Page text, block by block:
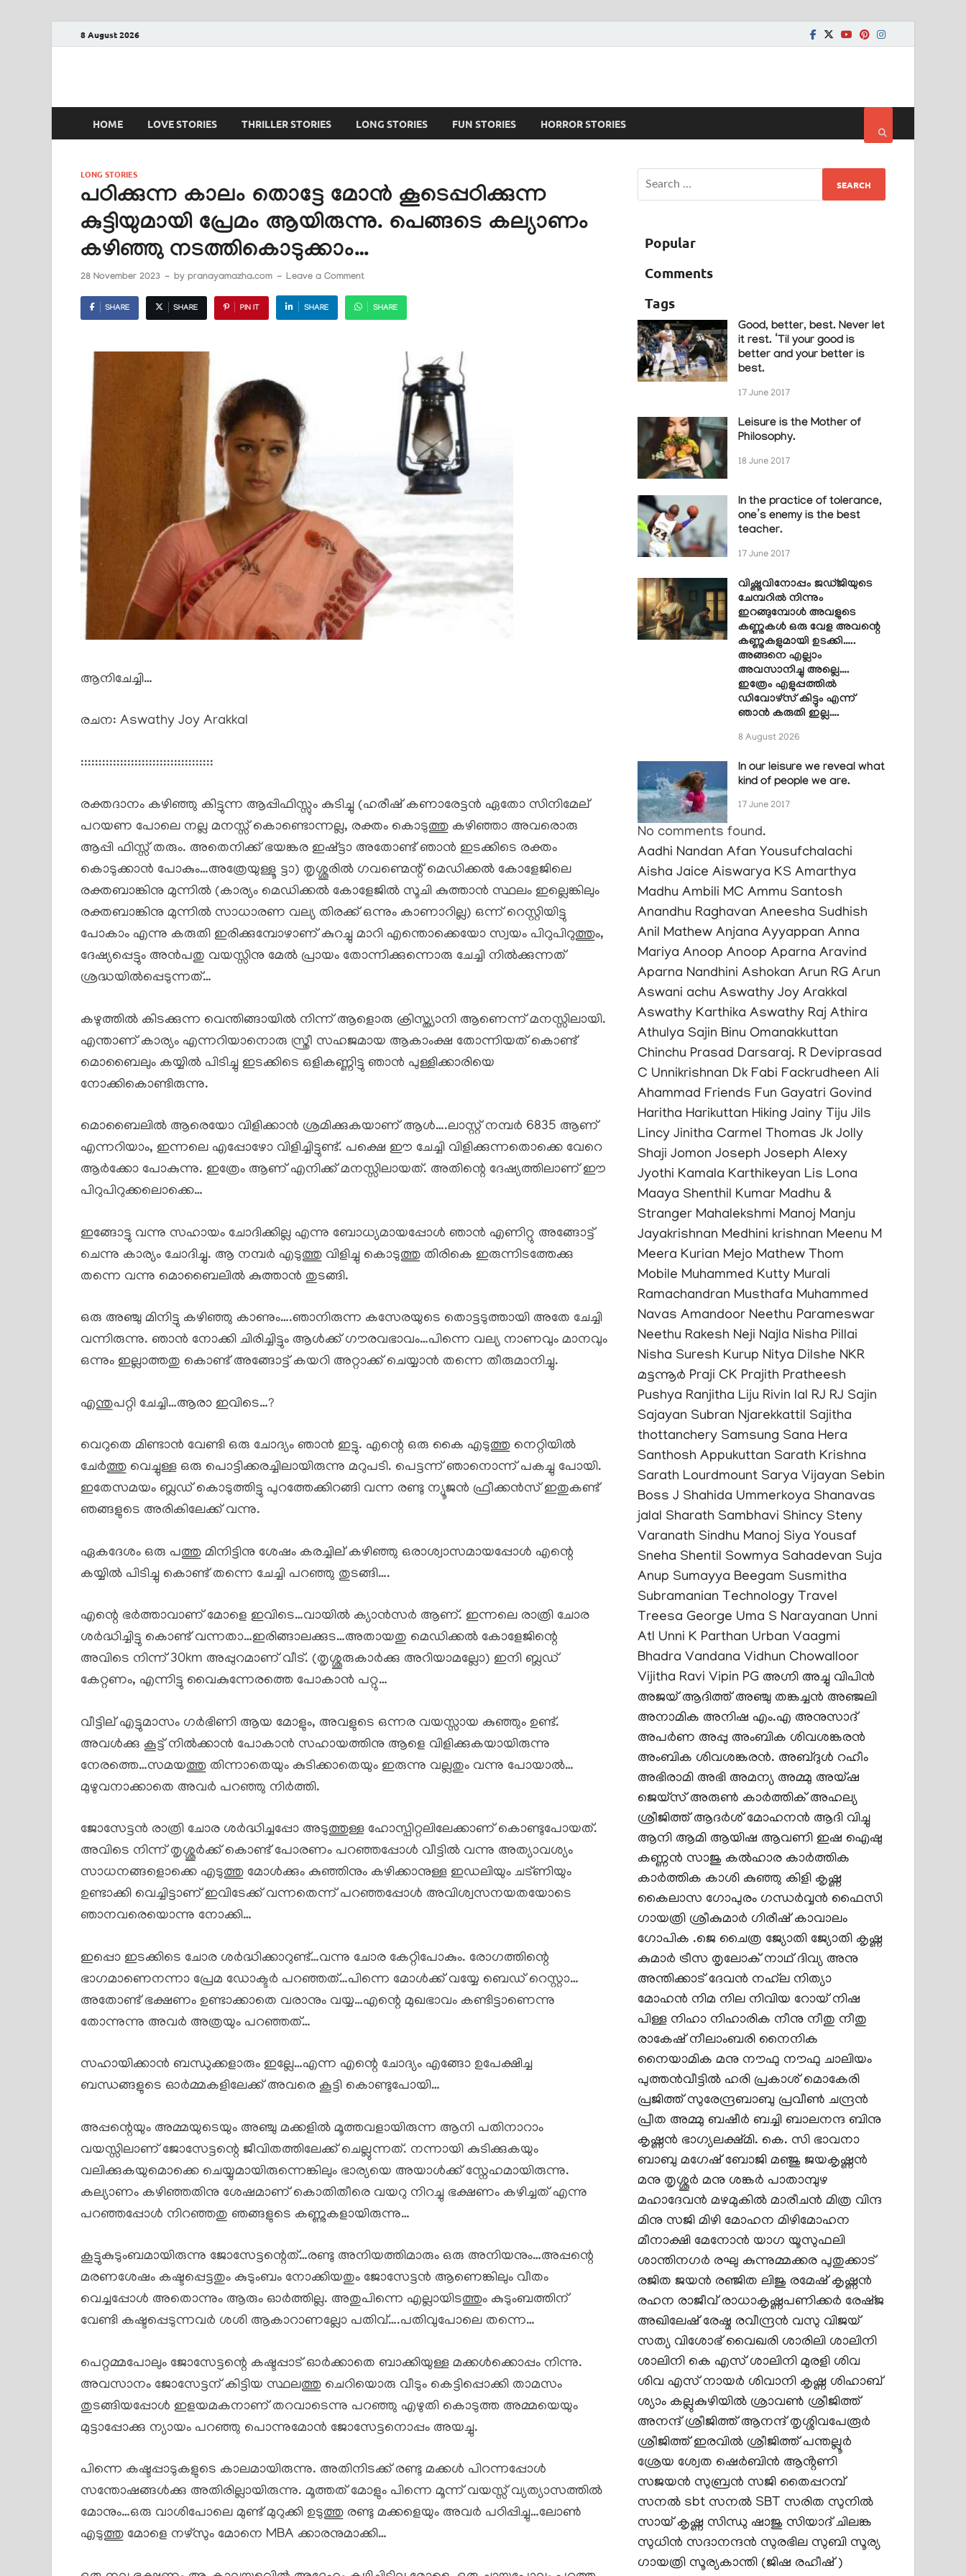
8 August 2026
HOME LOVE STORIES THRILLER STORIES LONG STORIES FUN STORIES HORROR STORIES
LONG STORIES
പഠിക്കുന്ന കാലം തൊട്ടേ മോൻ കൂടെപ്പഠിക്കുന്ന
കുട്ടിയുമായി പ്രേമം ആയിരുന്നു. പെങ്ങടെ കല്യാണം
കഴിഞ്ഞു നടത്തികൊടുക്കാം…
28 November 2023 - by pranayamazha.com - Leave a Comment
SHARE SHARE PIN IT SHARE SHARE
ആനിചേച്ചി…
രചന: Aswathy Joy Arakkal
:::::::::::::::::::::::::::::::::::::
രക്തദാനം കഴിഞ്ഞു കിട്ടുന്ന ആപ്പിഫിസ്സും കുടിച്ചു (ഹരീഷ് കണാരേട്ടൻ ഏതോ സിനിമേല്
പറയണ പോലെ നല്ല മനസ്സ് കൊണ്ടൊന്നല്ല, രക്തം കൊടുത്തു കഴിഞ്ഞാ അവരൊരു
ആപ്പി ഫിസ്സ് തരും. അതെനിക്ക് ഭയങ്കര ഇഷ്ട്ടാ അതോണ്ട് ഞാൻ ഇടക്കിടെ രക്തം
കൊടുക്കാൻ പോകും…അത്രേയുള്ളൂ ട്ടാ) തൃശ്ശൂരിൽ ഗവണ്മെന്റ് മെഡിക്കൽ കോളേജിലെ
രക്തബാങ്കിനു മുന്നിൽ (കാര്യം മെഡിക്കൽ കോളേജിൽ സൂചി കുത്താൻ സ്ഥലം ഇല്ലെങ്കിലും
രക്തബാങ്കിനു മുന്നിൽ സാധാരണ വല്യ തിരക്ക് ഒന്നും കാണാറില്ല) ഒന്ന് റെസ്റ്റിയിട്ടു
പോകാം എന്നു കരുതി ഇരിക്കുമ്പോഴാണ് കുറച്ചു മാറി എന്തൊക്കെയോ സ്വയം പിറുപിറുത്തും,
ദേഷ്യപ്പെട്ടും അൻപതു വയസ്സിനു മേൽ പ്രായം തോന്നിക്കുന്നൊരു ചേച്ചി നിൽക്കുന്നത്
ശ്രദ്ധയിൽപ്പെടുന്നത്…
കഴുത്തിൽ കിടക്കുന്ന വെന്തിങ്ങായിൽ നിന്ന് ആളൊരു ക്രിസ്ത്യാനി ആണെന്ന് മനസ്സിലായി.
എന്താണ് കാര്യം എന്നറിയാനൊരു സ്ത്രീ സഹജമായ ആകാംക്ഷ തോന്നിയത് കൊണ്ട്
മൊബൈലും കയ്യിൽ പിടിച്ചു ഇടക്കിടെ ഒളികണ്ണിട്ടു ഞാൻ പുള്ളിക്കാരിയെ
നോക്കികൊണ്ടിരുന്നു.
മൊബൈലിൽ ആരെയോ വിളിക്കാൻ ശ്രമിക്കുകയാണ് ആൾ….ലാസ്റ്റ് നമ്പർ 6835 ആണ്
എന്നറിയാം, ഇന്നലെ എപ്പോഴോ വിളിച്ചിട്ടുണ്ട്. പക്ഷെ ഈ ചേച്ചി വിളിക്കുന്നതൊക്കെ വേറെ
ആർക്കോ പോകുന്നു. ഇത്രേം ആണ് എനിക്ക് മനസ്സിലായത്. അതിന്റെ ദേഷ്യത്തിലാണ് ഈ
പിറുപിറുക്കലൊക്കെ…
ഇങ്ങോട്ടു വന്നു സഹായം ചോദിക്കില്ല എന്നു ബോധ്യമായപ്പോൾ ഞാൻ എണിറ്റു അങ്ങോട്ട്‌
ചെന്നു കാര്യം ചോദിച്ചു. ആ നമ്പർ എടുത്തു വിളിച്ചു കൊടുത്തു തിരികെ ഇരുന്നിടത്തേക്കു
തന്നെ വന്നു മൊബൈലിൽ കുത്താൻ തുടങ്ങി.
ഒരു അഞ്ചു മിനിട്ടു കഴിഞ്ഞു കാണും….ഞാനിരുന്ന കസേരയുടെ തൊട്ടടുത്തായി അതേ ചേച്ചി
വന്നിരുന്നു. ഞാൻ നോക്കി ചിരിച്ചിട്ടും ആൾക്ക് ഗൗരവഭാവം…പിന്നെ വല്യ നാണവും മാനവും
ഒന്നും ഇല്ലാത്തതു കൊണ്ട് അങ്ങോട്ട്‌ കയറി അറ്റാക്ക് ചെയ്യാൻ തന്നെ തീരുമാനിച്ചു.
എന്തുപറ്റി ചേച്ചി…ആരാ ഇവിടെ…?
വെറുതെ മിണ്ടാൻ വേണ്ടി ഒരു ചോദ്യം ഞാൻ ഇട്ടു. എന്റെ ഒരു കൈ എടുത്തു നെറ്റിയിൽ
ചേർത്തു വെച്ചുള്ള ഒരു പൊട്ടിക്കരച്ചിലായിരുന്നു മറുപടി. പെട്ടന്ന് ഞാനൊന്ന് പകച്ചു പോയി.
ഇതേസമയം ബ്ലഡ്‌ കൊടുത്തിട്ടു പുറത്തേക്കിറങ്ങി വന്ന രണ്ടു ന്യൂജൻ ഫ്രീക്കൻസ് ഇതുകണ്ട്
ഞങ്ങളുടെ അരികിലേക്ക് വന്നു.
ഏകദേശം ഒരു പത്തു മിനിട്ടിനു ശേഷം കരച്ചില് കഴിഞ്ഞു ഒരാശ്വാസമായപ്പോൾ എന്റെ
കയ്യിൽ പിടിച്ചു കൊണ്ട് തന്നെ ചേച്ചി പറഞ്ഞു തുടങ്ങി….
എന്റെ ഭർത്താവാണ് മോളെ ഇവിടെ…വായിൽ ക്യാൻസർ ആണ്. ഇന്നലെ രാത്രി ചോര
ശർദ്ധിച്ചിട്ടു കൊണ്ട് വന്നതാ…ഇരിങ്ങാലക്കുട…അതായതു മെഡിക്കൽ കോളേജിന്റെ
അവിടെ നിന്ന് 30km അപ്പുറമാണ് വീട്. (തൃശ്ശൂരുകാർക്കു അറിയാമല്ലോ) ഇനി ബ്ലഡ്‌
കേറ്റണം, എന്നിട്ടു വൈകുന്നേരത്തെ പോകാൻ പറ്റു…
വീട്ടില് എട്ടുമാസം ഗർഭിണി ആയ മോളും, അവളുടെ ഒന്നര വയസ്സായ കുഞ്ഞും ഉണ്ട്.
അവൾക്കു കൂട്ട് നിൽക്കാൻ പോകാൻ സഹായത്തിനു ആളെ വിളിക്കുകയായിരുന്നു
നേരത്തെ…സമയത്തു തിന്നാതെയും കുടിക്കാതെയും ഇരുന്നു വല്ലതും വന്നു പോയാൽ…
മുഴുവനാക്കാതെ അവർ പറഞ്ഞു നിർത്തി.
ജോസേട്ടൻ രാത്രി ചോര ശർദ്ധിച്ചപ്പോ അടുത്തുള്ള ഹോസ്പിറ്റലിലേക്കാണ് കൊണ്ടുപോയത്.
അവിടെ നിന്ന് തൃശ്ശൂർക്ക് കൊണ്ട് പോരണം പറഞ്ഞപ്പോൾ വീട്ടിൽ വന്നു അത്യാവശ്യം
സാധനങ്ങളൊക്കെ എടുത്തു മോൾക്കും കുഞ്ഞിനും കഴിക്കാനുള്ള ഇഡലിയും ചട്ണിയും
ഉണ്ടാക്കി വെച്ചിട്ടാണ് ഇവിടേക്ക് വന്നതെന്ന് പറഞ്ഞപ്പോൾ അവിശ്വസനയതയോടെ
ഞാനവരെയൊന്നു നോക്കി…
ഇപ്പൊ ഇടക്കിടെ ചോര ശർദ്ധിക്കാറുണ്ട്…വന്നു ചോര കേറ്റിപോകും. രോഗത്തിന്റെ
ഭാഗമാണെനന്നാ പ്രേമ ഡോക്ടർ പറഞ്ഞത്…പിന്നെ മോൾക്ക്‌ വയ്യേ ബെഡ് റെസ്റ്റാ…
അതോണ്ട് ഭക്ഷണം ഉണ്ടാക്കാതെ വരാനും വയ്യ…എന്റെ മുഖഭാവം കണ്ടിട്ടാണെന്നു
തോന്നുന്നു അവർ അത്രയും പറഞ്ഞത്…
സഹായിക്കാൻ ബന്ധുക്കളാരും ഇല്ലേ…എന്ന എന്റെ ചോദ്യം എങ്ങോ ഉപേക്ഷിച്ച
ബന്ധങ്ങളുടെ ഓർമ്മകളിലേക്ക് അവരെ കൂട്ടി കൊണ്ടുപോയി…
അപ്പന്റെയും അമ്മയുടെയും അഞ്ചു മക്കളിൽ മൂത്തവളായിരുന്ന ആനി പതിനാറാം
വയസ്സിലാണ് ജോസേട്ടന്റെ ജീവിതത്തിലേക്ക് ചെല്ലുന്നത്. നന്നായി കുടിക്കുകയും
വലിക്കുകയുമൊക്കെ ചെയ്യുമായിരുന്നെങ്കിലും ഭാര്യയെ അയാൾക്ക്‌ സ്നേഹമായിരുന്നു.
കല്യാണം കഴിഞ്ഞതിനു ശേഷമാണ് കൊതിതീരെ വയറു നിറച്ചു ഭക്ഷണം കഴിച്ചത് എന്നു
പറഞ്ഞപ്പോൾ നിറഞ്ഞതു ഞങ്ങളുടെ കണ്ണുകളായിരുന്നു…
കൂട്ടുകുടുംബമായിരുന്നു ജോസേട്ടന്റെത്…രണ്ടു അനിയത്തിമാരും ഒരു അനിയനും…അപ്പന്റെ
മരണശേഷം കഷ്ടപ്പെട്ടതും കുടുംബം നോക്കിയതും ജോസേട്ടൻ ആണെങ്കിലും വീതം
വെച്ചപ്പോൾ അതൊന്നും ആരും ഓർത്തില്ല. അതുപിന്നെ എല്ലായിടത്തും കുടുംബത്തിന്
വേണ്ടി കഷ്ടപ്പെടുന്നവർ ശശി ആകാറാണല്ലോ പതിവ്….പതിവുപോലെ തന്നെ…
പെറ്റമ്മപോലും ജോസേട്ടന്റെ കഷ്ടപ്പാട് ഓർക്കാതെ ബാക്കിയുള്ള മക്കൾക്കൊപ്പം നിന്നു.
അവസാനം ജോസേട്ടന് കിട്ടിയ സ്ഥലത്തു ചെറിയൊരു വീടും കെട്ടിപ്പൊക്കി താമസം
തുടങ്ങിയപ്പോൾ ഇളയമകനാണ് തറവാടെന്നു പറഞ്ഞു എഴുതി കൊടുത്ത അമ്മയെയും
മുട്ടാപ്പോക്കു ന്യായം പറഞ്ഞു പൊന്നുമോൻ ജോസേട്ടനൊപ്പം അയച്ചു.
പിന്നെ കഷ്ടപ്പാടുകളുടെ കാലമായിരുന്നു. അതിനിടക്ക് രണ്ടു മക്കൾ പിറന്നപ്പോൾ
സന്തോഷങ്ങൾക്കു അതിരില്ലായിരുന്നു. മൂത്തത് മോളും പിന്നെ മൂന്ന് വയസ്സ് വ്യത്യാസത്തിൽ
മോനും…ഒരു വാശിപോലെ മുണ്ട് മുറുക്കി ഉടുത്തു രണ്ടു മക്കളെയും അവർ പഠിപ്പിച്ചു…ലോൺ
എടുത്തു മോളെ നഴ്സും മോനെ MBA ക്കാരനുമാക്കി…
Popular
Comments
Tags
Good, better, best. Never let
it rest. ‘Til your good is
better and your better is
best.
17 June 2017
Leisure is the Mother of
Philosophy.
18 June 2017
In the practice of tolerance,
one’s enemy is the best
teacher.
17 June 2017
വിഷ്ണുവിനോപ്പം ജഡ്ജിയുടെ
ചേമ്പറിൽ നിന്നും
ഇറങ്ങുമ്പോൾ അവളുടെ
കണ്ണുകൾ ഒരു വേള അവന്റെ
കണ്ണുകളുമായി ഉടക്കി…..
അങ്ങനെ എല്ലാം
അവസാനിച്ചു അല്ലെ….
ഇത്രേം എളുപ്പത്തിൽ
ഡിവോഴ്സ് കിട്ടും എന്ന്
ഞാൻ കരുതി ഇല്ല….
8 August 2026
In our leisure we reveal what
kind of people we are.
17 June 2017
No comments found.
Aadhi Nandan Afan Yousufchalachi
Aisha Jaice Aiswarya KS Amarthya
Madhu Ambili MC Ammu Santosh
Anandhu Raghavan Aneesha Sudhish
Anil Mathew Anjana Ayyappan Anna
Mariya Anoop Anoop Aparna Aravind
Aparna Nandhini Ashokan Arun RG Arun
Aswani achu Aswathy Joy Arakkal
Aswathy Karthika Aswathy Raj Athira
Athulya Sajin Binu Omanakkuttan
Chinchu Prasad Darsaraj. R Deviprasad
C Unnikrishnan Dk Fabi Fackrudheen Ali
Ahammad Friends Fun Gayatri Govind
Haritha Harikuttan Hiking Jainy Tiju Jils
Lincy Jinitha Carmel Thomas Jk Jolly
Shaji Jomon Joseph Joseph Alexy
Jyothi Kamala Karthikeyan Lis Lona
Maaya Shenthil Kumar Madhu &
Stranger Mahalekshmi Manoj Manju
Jayakrishnan Medhini krishnan Meenu M
Meera Kurian Mejo Mathew Thom
Mobile Muhammed Kutty Murali
Ramachandran Musthafa Muhammed
Navas Amandoor Neethu Parameswar
Neethu Rakesh Neji Najla Nisha Pillai
Nisha Suresh Kurup Nitya Dilshe NKR
മട്ടന്നൂർ Praji CK Prajith Pratheesh
Pushya Ranjitha Liju Rivin lal RJ RJ Sajin
Sajayan Subran Njarekkattil Sajitha
thottanchery Samsung Sana Hera
Santhosh Appukuttan Sarath Krishna
Sarath Lourdmount Sarya Vijayan Sebin
Boss J Shahida Ummerkoya Shanavas
jalal Sharath Sambhavi Shincy Steny
Varanath Sindhu Manoj Siya Yousaf
Sneha Shentil Sowmya Sahadevan Suja
Anup Sumayya Beegam Susmitha
Subramanian Technology Travel
Treesa George Uma S Narayanan Unni
Atl Unni K Parthan Urban Vaagmi
Bhadra Vandana Vidhun Chowalloor
Vijitha Ravi Vipin PG അഗ്നി അച്ചു വിപിൻ
അജയ് ആദിത്ത് അഞ്ചു തങ്കച്ചൻ അഞ്ജലി
അനാമിക അനിഷ എം.എ അനുസാദ്
അപര്‍ണ അപ്പു അംബിക ശിവശങ്കരൻ
അംബിക ശിവശങ്കരൻ. അബ്ദുൾ റഹീം
അഭിരാമി അഭി അമന്യ അമ്മു അയ്ഷ
ജെയ്സ് അരുൺ കാർത്തിക് അഹല്യ
ശ്രീജിത്ത് ആദർശ് മോഹനൻ ആദി വിച്ചു
ആനി ആമി ആയിഷ ആവണി ഇഷ ഐഷു
കണ്ണൻ സാജു കൽഹാര കാർത്തിക
കാര്‍ത്തിക കാശി കുഞ്ഞു കിളി കൃഷ്ണ
കൈലാസ ഗോപുരം ഗന്ധർവ്വൻ ഫൈസി
ഗായത്രി ശ്രീകുമാർ ഗിരീഷ് കാവാലം
ഗോപിക .ജെ ചൈത്ര ജ്യോതി ജ്യോതി കൃഷ്ണ
കുമാർ ട്രീസ തൃലോക് നാഥ്‌ ദിവ്യ അനു
അന്തിക്കാട് ദേവന്‍ നഹ്‌ല നിത്യാ
മോഹൻ നിമ നില നിവിയ റോയ് നിഷ
പിള്ള നിഹാ നിഹാരിക നീനു നീതു നീതു
രാകേഷ് നീലാംബരി നൈനിക
നൈയാമിക മനു നൗഫു നൗഫു ചാലിയം
പുത്തന്‍വീട്ടില്‍ ഹരി പ്രകാശ് മൊകേരി
പ്രജിത്ത് സുരേന്ദ്രബാബു പ്രവീൺ ചന്ദ്രൻ
പ്രീത അമ്മു ബഷീര്‍ ബച്ചി ബാലനന്ദ ബിനു
കൃഷ്ണൻ ഭാഗ്യലക്ഷ്മി. കെ. സി ഭാവനാ
ബാബു മഗേഷ് ബോജി മഞ്ജു ജയകൃഷ്ണൻ
മനു തൃശ്ശൂർ മനു ശങ്കർ പാതാമ്പുഴ
മഹാദേവൻ മഴമുകില്‍ മാരീചൻ മിത്ര വിന്ദ
മിനു സജി മിഴി മോഹന മിഴിമോഹന
മീനാക്ഷി മേനോൻ യാഗ യൂസുഫലി
ശാന്തിനഗർ രഘു കുന്നുമ്മക്കര പുതുക്കാട്
രജിത ജയൻ രഞ്ജിത ലിജു രമേഷ് കൃഷ്ണൻ
രഹന രാജീവ് രാധാകൃഷ്ണപണിക്കർ രേഷ്ജ
അഖിലേഷ് രേഷ്മ രവീന്ദ്രൻ വസു വിജയ്
സത്യ വിശോഭ് വൈഖരി ശാരിലി ശാലിനി
ശാലിനി കെ എസ് ശാലിനി മുരളി ശിവ
ശിവ എസ് നായര്‍ ശിവാനി കൃഷ്ണ ശിഹാബ്
ശ്യാം കല്ലുകുഴിയിൽ ശ്രാവൺ ശ്രീജിത്ത്
അനന്ദ് ശ്രീജിത്ത്‌ ആനന്ദ് തൃശ്ശിവപേരൂർ
ശ്രീജിത്ത് ഇരവിൽ ശ്രീജിത്ത് പന്തല്ലൂർ
ശ്രേയ ശ്വേത ഷെർബിൻ ആൻ്റണി
സജയൻ സുബ്രൻ സജി തൈപ്പറമ്പ്
സനല്‍ sbt സനൽ SBT സരിത സുനിൽ
സായ് കൃഷ്ണ സിന്ധു ഷാജു സിയാദ് ചിലങ്ക
സുധിൻ സദാനന്ദൻ സുരഭില സുബി സൂര്യ
ഗായത്രി സൂര്യകാന്തി (ജിഷ രഹീഷ് )